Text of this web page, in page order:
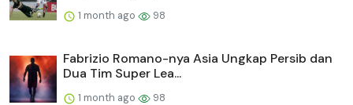
1 month ago 98
Fabrizio Romano-nya Asia Ungkap Persib dan
Dua Tim Super Lea...
1 month ago 98